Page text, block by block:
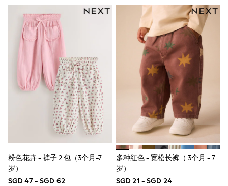
Waterproof
Shower Resistant
All Multipacks
Multipack Joggers
Multipack Pyjamas
Multipack Shorts
Multipack T-Shirts
Multipack Underwear
Pyjamas & Underwear
Underwear
Pyjamas
Robes
Sleepsuits
Socks
Summer Hats & Caps
Disney
粉色花卉 - 裤子 2 包（3个月-7
岁）
SGD 47 - SGD 62
多种红色 - 宽松长裤（ 3个月 - 7
岁）
SGD 21 - SGD 24